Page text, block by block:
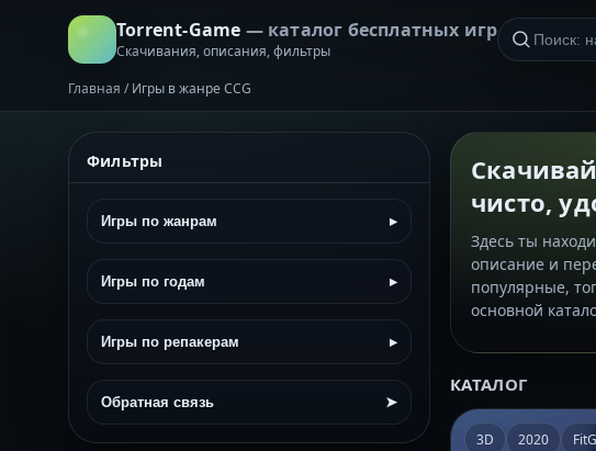
Torrent-Game — каталог бесплатных игр
Скачивания, описания, фильтры
Главная / Игры в жанре CCG
Фильтры
Игры по жанрам ▸
Игры по годам ▸
Игры по репакерам ▸
Обратная связь ➤
чисто,
Здесь ты
описание и
популярные,
основной
КАТАЛОГ
3D 2020